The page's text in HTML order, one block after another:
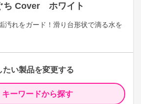
ち Cover ホワイト
汚れをガード！滑り台形状で滴る水を
たい製品を変更する
キーワードから探す